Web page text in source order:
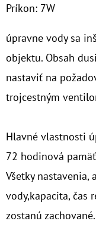
Príkon: 7W
úpravne vody sa
objektu. Obsah
nastaviť na
trojcestným
Hlavné vlastnosti
72 hodinová
Všetky nastavenia,
vody,kapacita, čas
zostanú zachované.